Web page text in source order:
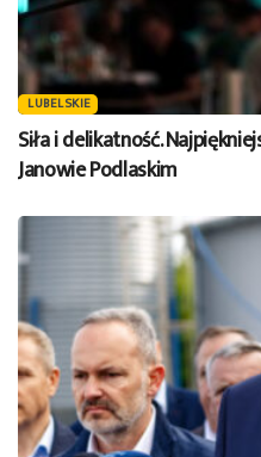
LUBELSKIE
Siła i delikatność.
Janowie Podlaskim